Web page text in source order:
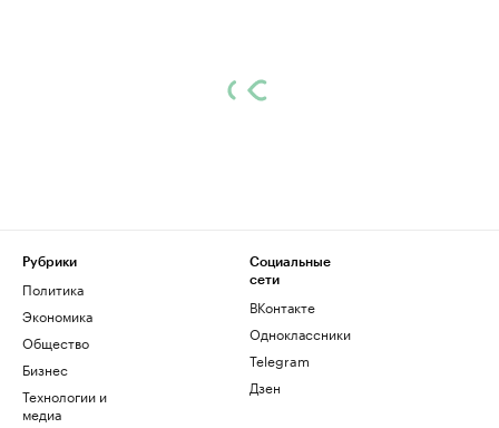
Рубрики
Политика
Экономика
Общество
Бизнес
Технологии и
медиа
Социальные
сети
ВКонтакте
Одноклассники
Telegram
Дзен